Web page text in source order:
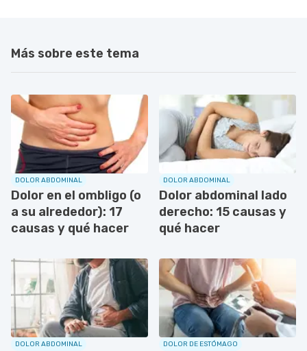
Más sobre este tema
DOLOR ABDOMINAL
Dolor en el ombligo (o
a su alrededor): 17
causas y qué hacer
DOLOR ABDOMINAL
Dolor abdominal lado
derecho: 15 causas y
qué hacer
DOLOR ABDOMINAL DOLOR DE ESTÓMAGO